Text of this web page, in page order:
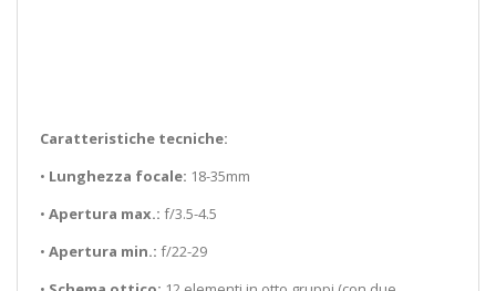
Caratteristiche tecniche:
• Lunghezza focale: 18-35mm
• Apertura max.: f/3.5-4.5
• Apertura min.: f/22-29